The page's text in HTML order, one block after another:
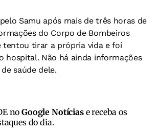
Samu após mais de três horas de
do Corpo de Bombeiros
tentou tirar a própria vida e foi
hospital. Não há ainda informações
saúde dele.
noGoogle Notíciase receba os
do dia.